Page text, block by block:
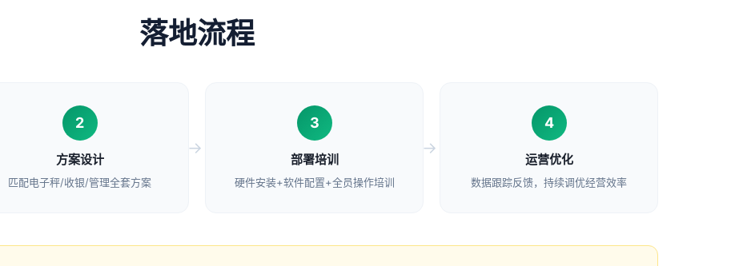
落地流程
2
方案设计
匹配电子秤/收银/管理全套方案
3
部署培训
硬件安装+软件配置+全员操作培训
4
运营优化
数据跟踪反馈，持续调优经营效率